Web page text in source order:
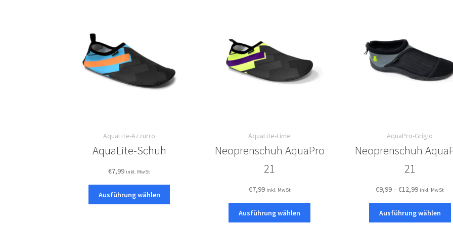
AquaLite-Azzurro
AquaLite-Schuh
€7,99 inkl. MwSt
Ausführung wählen
AquaLite-Lime
Neoprenschuh AquaPro
21
€7,99 inkl. MwSt
Ausführung wählen
AquaPro-Grigio
Neoprenschuh
21
€9,99–€12,99Preisspanne:
bis
€12,99
inkl. MwSt
Ausführung wählen